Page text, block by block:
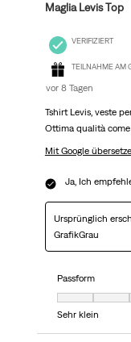
Maglia Levis Top
VERIFIZIERT
TEILNAHME AM
vor 8 Tagen
Tshirt Levis, veste
Ottima qualità
Mit Google
Ja, Ich
Ursprünglich
GrafikGrau
Passform
Passform, 5 von
Sehr klein